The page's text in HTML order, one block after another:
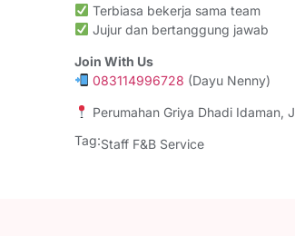
Terbiasa bekerja sama team
Jujur dan bertanggung jawab
Join With Us
083114996728 (Dayu Nenny)
Perumahan Griya Dhadi Idaman,
Tag:Staff F&B Service